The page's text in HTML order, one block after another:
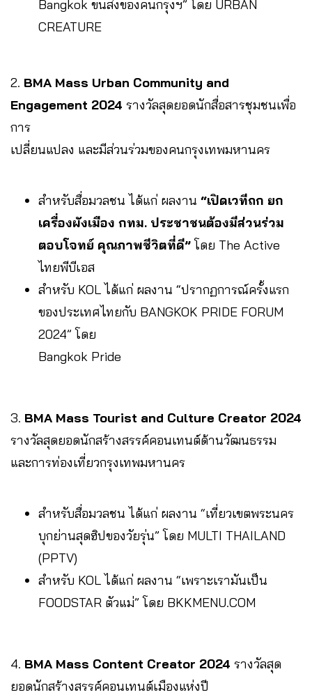
Bangkok ขนส่งของคนกรุงฯ” โดย URBAN
CREATURE
2. BMA Mass Urban Community and
Engagement 2024 รางวัลสุดยอดนักสื่อสารชุมชนเพื่อ
การ
เปลี่ยนแปลง และมีส่วนร่วมของคนกรุงเทพมหานคร
สำหรับสื่อมวลชน ได้แก่ ผลงาน “เปิดเวทีถก ยก
เครื่องผังเมือง กทม. ประชาชนต้องมีส่วนร่วม
ตอบโจทย์ คุณภาพชีวิตที่ดี”โดย The Active
ไทยพีบีเอส
สำหรับ KOL ได้แก่ ผลงาน “ปรากฏการณ์ครั้งแรก
ของประเทศไทยกับ BANGKOK PRIDE FORUM
2024” โดย
Bangkok Pride
3. BMA Mass Tourist and Culture Creator 2024
รางวัลสุดยอดนักสร้างสรรค์คอนเทนต์ด้านวัฒนธรรม
และการท่องเที่ยวกรุงเทพมหานคร
สำหรับสื่อมวลชน ได้แก่ ผลงาน “เที่ยวเขตพระนคร
บุกย่านสุดฮิปของวัยรุ่น” โดย MULTI THAILAND
(PPTV)
สำหรับ KOL ได้แก่ ผลงาน “เพราะเรามันเป็น
FOODSTAR ตัวแม่” โดย BKKMENU.COM
4. BMA Mass Content Creator 2024 รางวัลสุด
ยอดนักสร้างสรรค์คอนเทนต์เมืองแห่งปี